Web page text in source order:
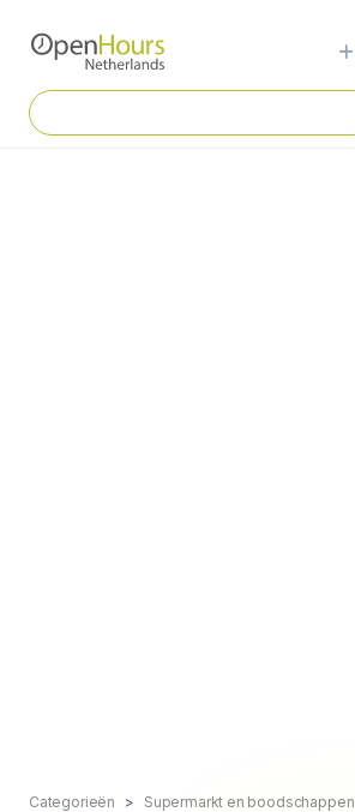
Categorieën Supermarkt en boodschappen